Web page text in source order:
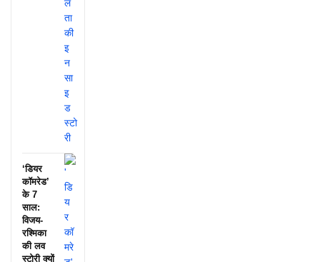
‘डियर
कॉमरेड’
के 7
साल:
विजय-
रश्मिका
की लव
स्टोरी क्यों